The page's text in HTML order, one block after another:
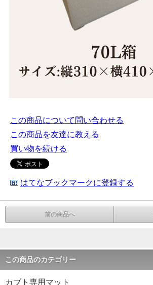
この商品について問い合わせる
この商品を友達に教える
買い物を続ける
はてなブックマークに登録する
前の商品へ
この商品のカテゴリー
カブト専用マット